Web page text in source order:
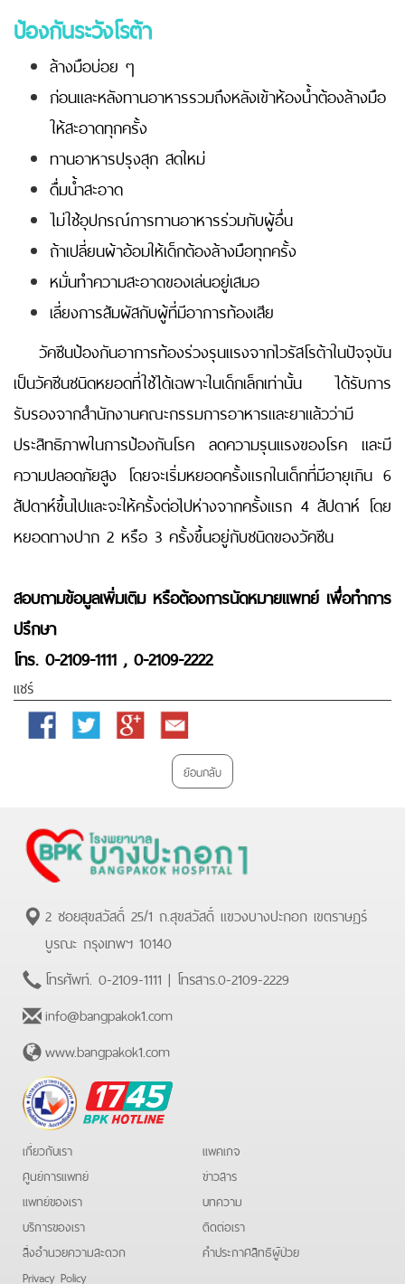
ป้องกันระวังโรต้า
ล้างมือบ่อย ๆ
ก่อนและหลังทานอาหารรวมถึงหลังเข้าห้องน้ำต้องล้างมือ
ให้สะอาดทุกครั้ง
ทานอาหารปรุงสุก สดใหม่
ดื่มน้ำสะอาด
ไม่ใช้อุปกรณ์การทานอาหารร่วมกับผู้อื่น
ถ้าเปลี่ยนผ้าอ้อมให้เด็กต้องล้างมือทุกครั้ง
หมั่นทำความสะอาดของเล่นอยู่เสมอ
เลี่ยงการสัมผัสกับผู้ที่มีอาการท้องเสีย
วัคซีนป้องกันอาการท้องร่วงรุนแรงจากไวรัสโรต้าในปัจจุบัน
เป็นวัคซีนชนิดหยอดที่ใช้ได้เฉพาะในเด็กเล็กเท่านั้น ได้รับการ
รับรองจากสำนักงานคณะกรรมการอาหารและยาแล้วว่ามี
ประสิทธิภาพในการป้องกันโรค ลดความรุนแรงของโรค และมี
ความปลอดภัยสูง โดยจะเริ่มหยอดครั้งแรกในเด็กที่มีอายุเกิน 6
สัปดาห์ขึ้นไปและจะให้ครั้งต่อไปห่างจากครั้งแรก 4 สัปดาห์ โดย
หยอดทางปาก 2 หรือ 3 ครั้งขึ้นอยู่กับชนิดของวัคซีน
สอบถามข้อมูลเพิ่มเติม หรือต้องการนัดหมายแพทย์ เพื่อทำการ
ปรึกษา
โทร. 0-2109-1111 , 0-2109-2222
แชร์
Facebook Twitter
Google
Email
ย้อนกลับ
2 ซอยสุขสวัสดิ์ 25/1 ถ.สุขสวัสดิ์ แขวงบางปะกอก เขตราษฏร์
บูรณะ กรุงเทพฯ 10140
โทรศัพท์. 0-2109-1111 | โทรสาร.0-2109-2229
info@bangpakok1.com
www.bangpakok1.com
BPK
Hotline
เกี่ยวกับเรา
ศูนย์การแพทย์
แพทย์ของเรา
บริการของเรา
สิ่งอำนวยความสะดวก
Privacy Policy
แพคเกจ
ข่าวสาร
บทความ
ติดต่อเรา
คําประกาศสิทธิผู้ป่วย